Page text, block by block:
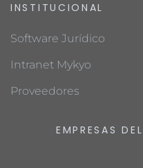
INSTITUCIONAL
Software Jurídico
Intranet Mykyo
Proveedores
EMPRESAS